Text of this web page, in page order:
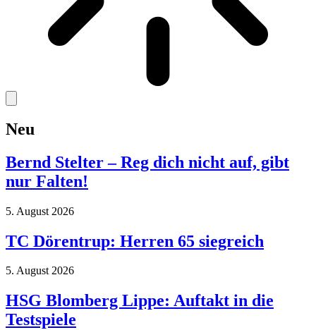
Neu
Bernd Stelter – Reg dich nicht auf, gibt
nur Falten!
5. August 2026
TC Dörentrup: Herren 65 siegreich
5. August 2026
HSG Blomberg Lippe: Auftakt in die
Testspiele